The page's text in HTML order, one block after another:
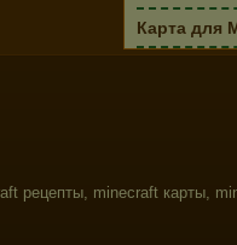
Карта для
рецепты, minecraft карты,